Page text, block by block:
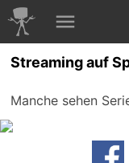
Streaming auf
Manche sehen